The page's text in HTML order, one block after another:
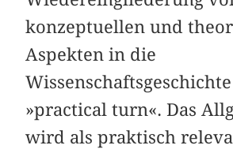
konzeptuellen und
Aspekten in die
»practical turn«. Das
wird als praktisch